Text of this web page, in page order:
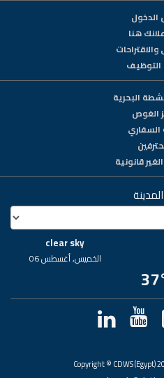
هنا
البحرية
الغوص
قانونية
clear sky
الخميس, أغسطس 06
Copyright © CDWS (Egypt)